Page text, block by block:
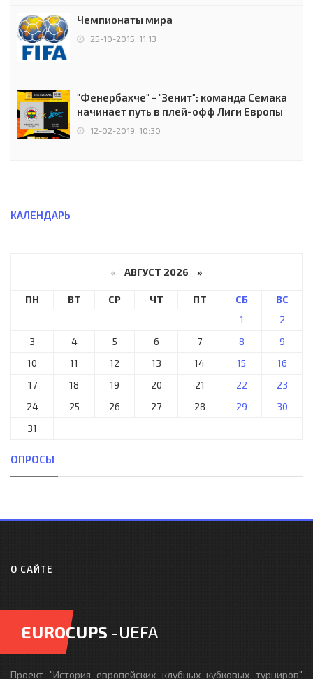
Чемпионаты мира
25-10-2015, 11:13
"Фенербахче" - "Зенит": команда Семака
начинает путь в плей-офф Лиги Европы
12-02-2019, 10:30
КАЛЕНДАРЬ
« АВГУСТ 2026 »
ПН ВТ СР ЧТ ПТ СБ
ВС
1
2
3
4 5 6 7 8
9
10
11 12 13 14 15
16
17
18 19 20 21 22
23
24
25 26 27 28 29
30
31
ОПРОСЫ
О САЙТЕ
EUROCUPS -UEFA
Проект "История европейских клубных кубковых турниров"